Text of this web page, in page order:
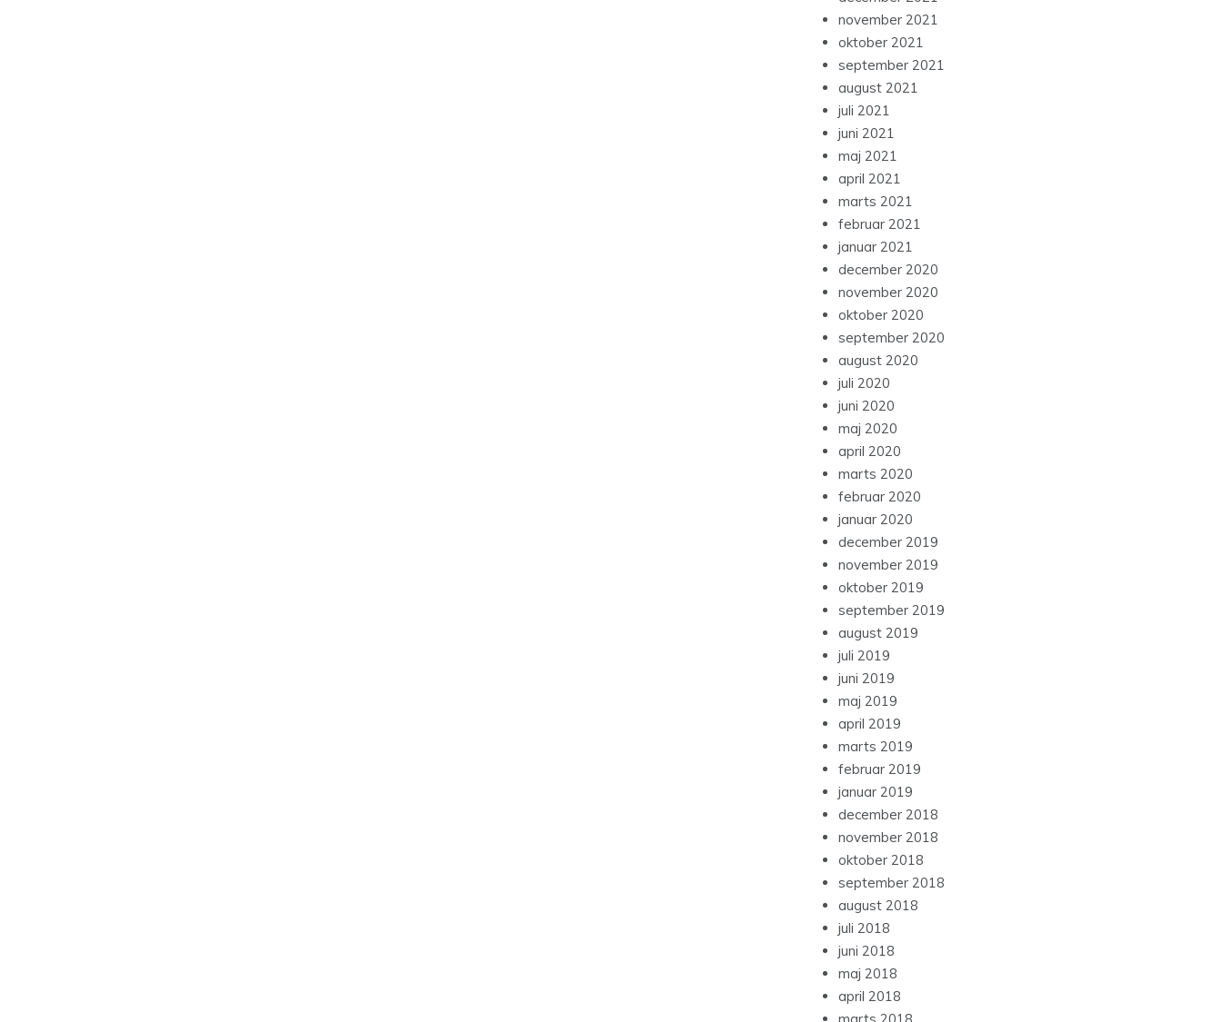
november 2021
oktober 2021
september 2021
august 2021
juli 2021
juni 2021
maj 2021
april 2021
marts 2021
februar 2021
januar 2021
december 2020
november 2020
oktober 2020
september 2020
august 2020
juli 2020
juni 2020
maj 2020
april 2020
marts 2020
februar 2020
januar 2020
december 2019
november 2019
oktober 2019
september 2019
august 2019
juli 2019
juni 2019
maj 2019
april 2019
marts 2019
februar 2019
januar 2019
december 2018
november 2018
oktober 2018
september 2018
august 2018
juli 2018
juni 2018
maj 2018
april 2018